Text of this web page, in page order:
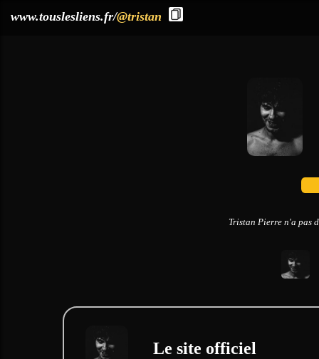
www.touslesliens.fr/@tristan
Tristan Pierre n'a pas
Le site officiel